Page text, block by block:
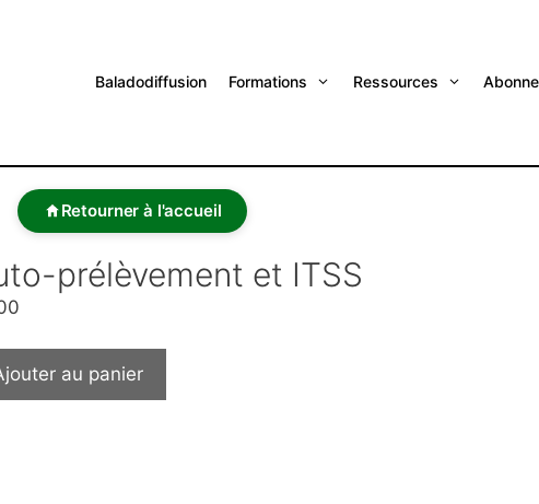
Baladodiffusion Formations Ressources
Retourner à l'accueil
prélèvement et ITSS
au panier